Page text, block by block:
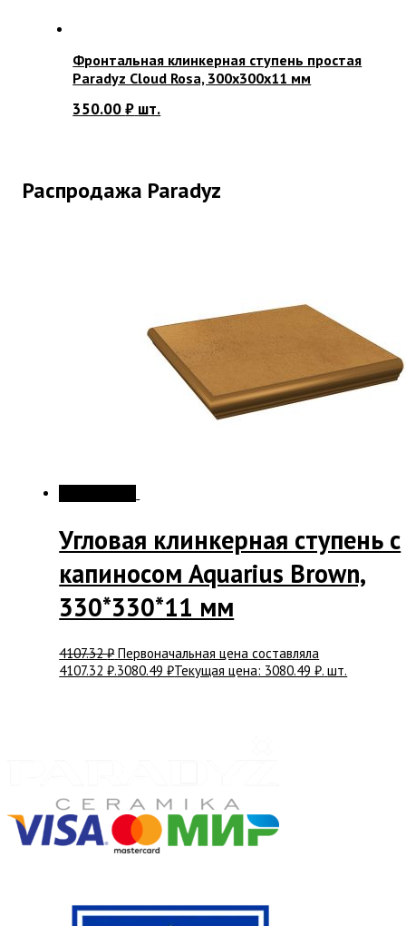
Фронтальная клинкерная ступень простая
Paradyz Cloud Rosa, 300х300х11 мм
350.00₽ шт.
Распродажа Paradyz
Угловая клинкерная ступень с
капиносом Aquarius Brown,
330*330*11 мм
4107.32₽ Первоначальная цена составляла
4107.32 ₽.3080.49₽Текущая цена: 3080.49 ₽. шт.